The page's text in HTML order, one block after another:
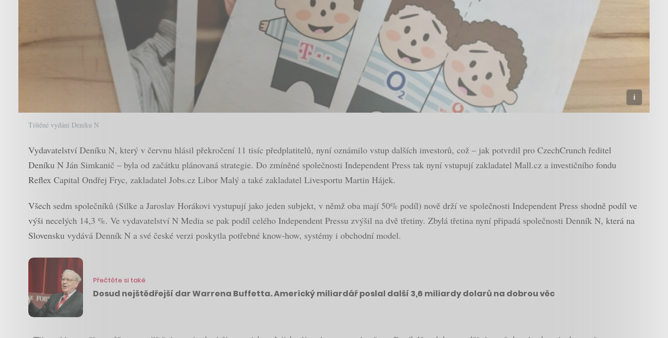
Tištěné vydání Deníku N
Vydavatelství Deníku N, který v červnu hlásil překročení 11 tisíc předplatitelů, nyní oznámilo vstup dalších investorů, což – jak potvrdil pro CzechCrunch ředitel
Deníku N Ján Simkanič – byla od začátku plánovaná strategie. Do zmíněné společnosti Independent Press tak nyní vstupují zakladatel Mall.cz a investičního fondu
Reflex Capital Ondřej Fryc, zakladatel Jobs.cz Libor Malý a také zakladatel Livesportu Martin Hájek.
Všech sedm společníků (Silke a Jaroslav Horákovi vystupují jako jeden subjekt, v němž oba mají 50% podíl) nově drží ve společnosti Independent Press shodně podíl ve
výši necelých 14,3 %. Ve vydavatelství N Media se pak podíl celého Independent Pressu zvýšil na dvě třetiny. Zbylá třetina nyní připadá společnosti Denník N, která na
Slovensku vydává Denník N a své české verzi poskytla potřebné know-how, systémy i obchodní model.
Přečtěte si také
Dosud nejštědřejší dar Warrena Buffetta. Americký miliardář poslal další 3,6 miliardy dolarů na dobrou věc